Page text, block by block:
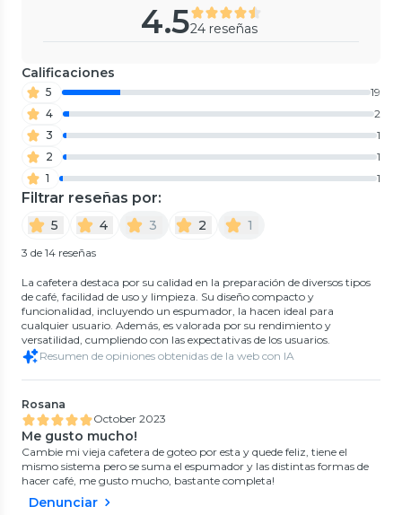
4.524 reseñas
Calificaciones
5
19
4
2
3
1
2
1
1
1
Filtrar reseñas por:
5 4 3 2 1
3 de 14 reseñas
La cafetera destaca por su calidad en la preparación de diversos tipos
de café, facilidad de uso y limpieza. Su diseño compacto y
funcionalidad, incluyendo un espumador, la hacen ideal para
cualquier usuario. Además, es valorada por su rendimiento y
versatilidad, cumpliendo con las expectativas de los usuarios.
Resumen de opiniones obtenidas de la web con IA
Rosana
October 2023
Me gusto mucho!
Cambie mi vieja cafetera de goteo por esta y quede feliz, tiene el
mismo sistema pero se suma el espumador y las distintas formas de
hacer café, me gusto mucho, bastante completa!
Denunciar